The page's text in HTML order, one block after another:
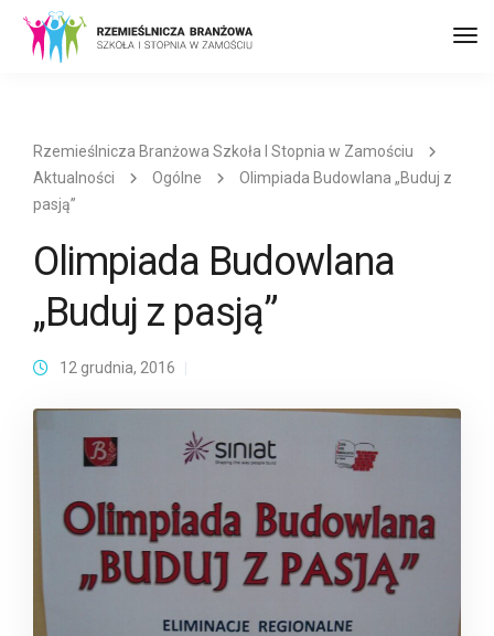
Rzemieślnicza Branżowa Szkoła I Stopnia w Zamościu
Aktualności
Ogólne
Olimpiada Budowlana „Buduj z
pasją”
Olimpiada Budowlana
„Buduj z pasją”
12 grudnia, 2016